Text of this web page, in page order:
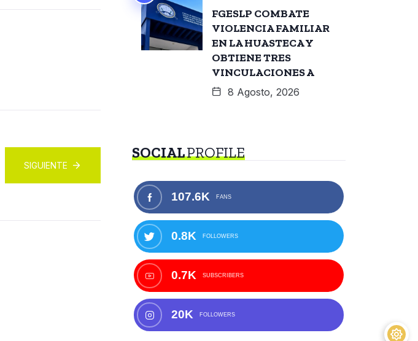
SIGUIENTE
FGESLP COMBATE
VIOLENCIA FAMILIAR
EN LA HUASTECA Y
OBTIENE TRES
VINCULACIONES A
8 Agosto, 2026
SOCIALPROFILE
107.6K FANS
0.8K FOLLOWERS
0.7K SUBSCRIBERS
20K FOLLOWERS